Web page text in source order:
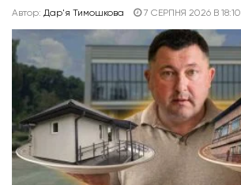
Автор: Дар'я Тимошкова 7 СЕРПНЯ 2026 В 18:10